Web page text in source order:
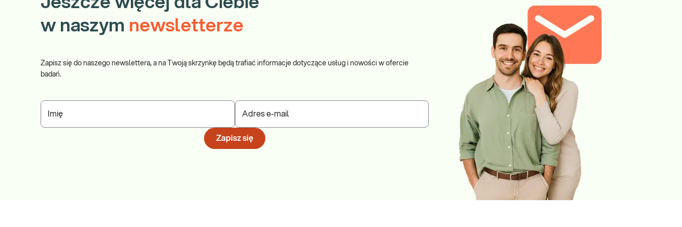
w naszym newsletterze
Zapisz się do naszego newslettera, a na Twoją skrzynkę będą trafiać informacje dotyczące usług i nowości w ofercie
badań.
Imię Adres e-mail
Zapisz się